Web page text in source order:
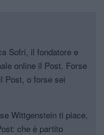
Sofri, il fondatore e
online il Post. Forse
Post, o forse sei
Wittgenstein ti piace,
che è partito